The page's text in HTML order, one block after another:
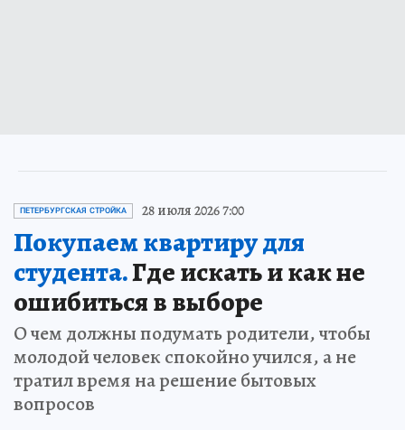
ПЕТЕРБУРГСКАЯ СТРОЙКА 28 июля 2026 7:00
Покупаем квартиру для
студента.Где искать и как не
ошибиться в выборе
О чем должны подумать родители, чтобы
молодой человек спокойно учился, а не
тратил время на решение бытовых
вопросов